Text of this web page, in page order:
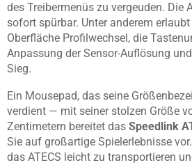
des Treibermenüs zu vergeuden. Die
sofort spürbar. Unter anderem
Oberfläche Profilwechsel, die
Anpassung der Sensor-Auflösung
Sieg.
Ein Mousepad, das seine
verdient — mit seiner stolzen Größe
Zentimetern bereitet das Speedlink
Sie auf großartige Spielerlebnisse
das ATECS leicht zu transportieren